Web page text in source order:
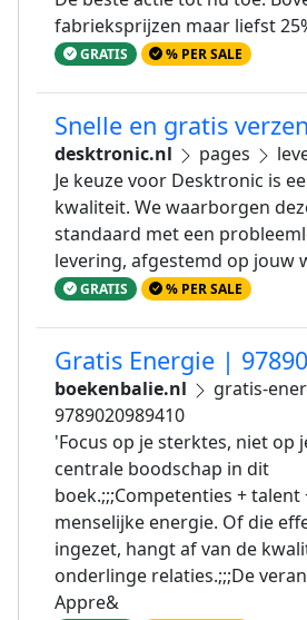
fabrieksprijzen maar liefst
GRATIS % PER SALE
Snelle en gratis
desktronic.nl pages
Je keuze voor Desktronic is
kwaliteit. We waarborgen
standaard met een
levering, afgestemd op jouw
GRATIS % PER SALE
Gratis Energie |
boekenbalie.nl
gratis-
9789020989410
'Focus op je sterktes, niet op
centrale boodschap in dit
boek.;;;Competenties + talent
menselijke energie. Of die
ingezet, hangt af van de
onderlinge relaties.;;;De
Appre&